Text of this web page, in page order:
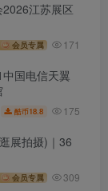
2026江苏展区
会员专属 171
中国电信天翼
酷币18.8 175
展拍摄)｜36
会员专属 309